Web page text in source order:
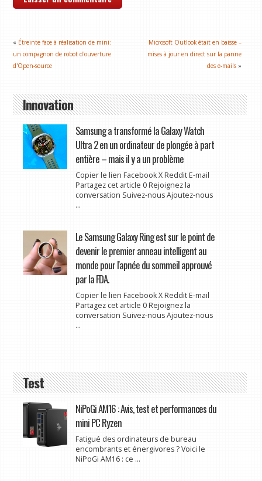
« Étreinte face à réalisation de mini:
un compagnon de robot d'ouverture
d'Open-source
Microsoft Outlook était en baisse –
mises à jour en direct sur la panne
des e-mails »
Innovation
Samsung a transformé la Galaxy Watch
Ultra 2 en un ordinateur de plongée à part
entière – mais il y a un problème
Copier le lien Facebook X Reddit E-mail
Partagez cet article 0 Rejoignez la
conversation Suivez-nous Ajoutez-nous
...
Le Samsung Galaxy Ring est sur le point de
devenir le premier anneau intelligent au
monde pour l'apnée du sommeil approuvé
par la FDA.
Copier le lien Facebook X Reddit E-mail
Partagez cet article 0 Rejoignez la
conversation Suivez-nous Ajoutez-nous
...
Test
NiPoGi AM16 : Avis, test et performances du
mini PC Ryzen
Fatigué des ordinateurs de bureau
encombrants et énergivores ? Voici le
NiPoGi AM16 : ce ...